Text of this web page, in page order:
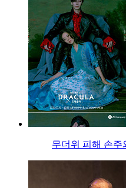
무더위 피해 손주